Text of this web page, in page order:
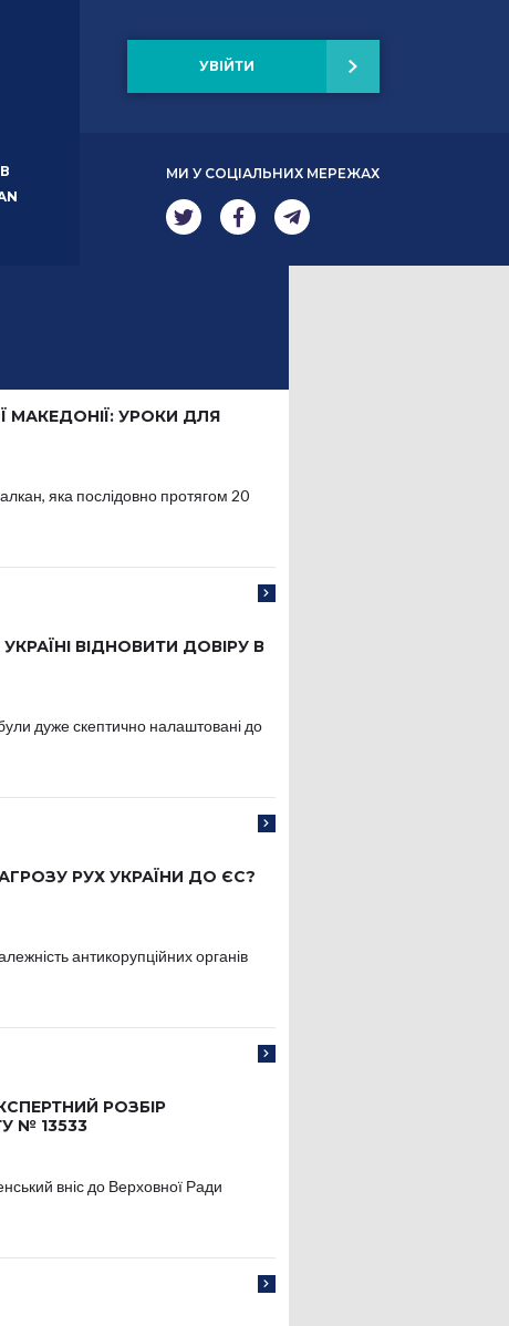
УВІЙТИ
МИ У СОЦІАЛЬНИХ МЕРЕЖАХ
МАКЕДОНІЇ: УРОКИ ДЛЯ
яка послідовно протягом 20
ВІДНОВИТИ ДОВІРУ В
дуже скептично налаштовані до
РУХ УКРАЇНИ ДО ЄС?
антикорупційних органів
РОЗБІР
№ 13533
вніс до Верховної Ради